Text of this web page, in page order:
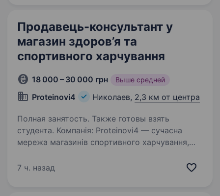
Продавець-консультант у
магазин здоров’я та
спортивного харчування
18 000 – 30 000 грн Выше средней
Proteinovi4 Николаев, 2,3 км от центра
Полная занятость. Также готовы взять
студента. Компанія: Proteinovi4 — сучасна
мережа магазинів спортивного харчування,
Слоган: На варті вашого здоров’я. Хочеш
7 ч. назад